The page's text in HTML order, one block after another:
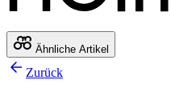
Ähnliche Artikel
Zurück